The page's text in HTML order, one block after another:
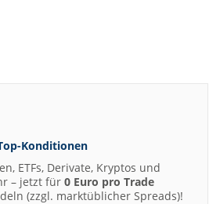
Konditionen
ETFs, Derivate, Kryptos und
– jetzt für 0 Euro pro Trade
(zzgl. marktüblicher Spreads)!